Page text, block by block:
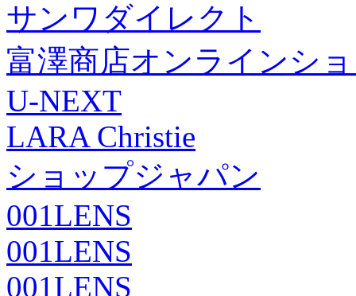
サンワダイレクト
富澤商店オンラインシ
U-NEXT
LARA Christie
ショップジャパン
001LENS
001LENS
001LENS